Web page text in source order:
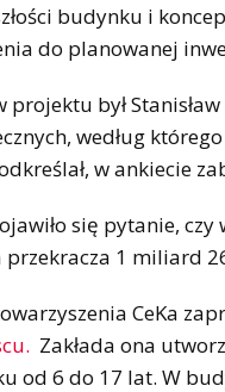
budynku i
do planowanej
projektu był
według
w ankiecie
się pytanie,
przekracza 1 miliard
CeKa
Zakłada ona
od 6 do 17 lat. W